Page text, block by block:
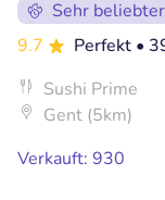
Sehr
9.7
Perfekt •
Sushi Prime
Gent (5km)
Verkauft: 930